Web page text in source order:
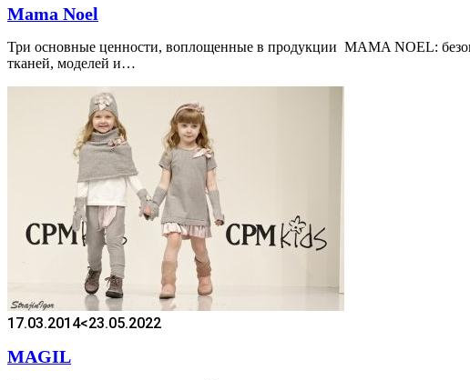
Mama Noel
Три основные ценности, воплощенные в продукции MAMA NOEL:
тканей, моделей и…
17.03.2014<23.05.2022
MAGIL